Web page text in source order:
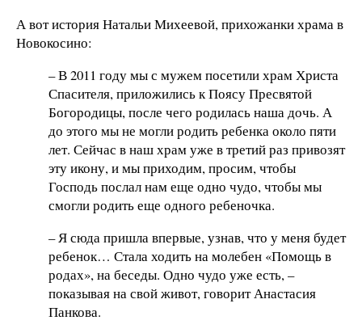
А вот история Натальи Михеевой, прихожанки храма в
Новокосино:
– В 2011 году мы с мужем посетили храм Христа
Спасителя, приложились к Поясу Пресвятой
Богородицы, после чего родилась наша дочь. А
до этого мы не могли родить ребенка около пяти
лет. Сейчас в наш храм уже в третий раз привозят
эту икону, и мы приходим, просим, чтобы
Господь послал нам еще одно чудо, чтобы мы
смогли родить еще одного ребеночка.
– Я сюда пришла впервые, узнав, что у меня будет
ребенок… Стала ходить на молебен «Помощь в
родах», на беседы. Одно чудо уже есть, –
показывая на свой живот, говорит Анастасия
Панкова.